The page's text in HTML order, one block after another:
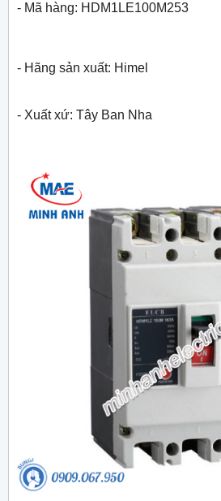
- Mã hàng: HDM1LE100M253
- Hãng sản xuất: Himel
- Xuất xứ: Tây Ban Nha